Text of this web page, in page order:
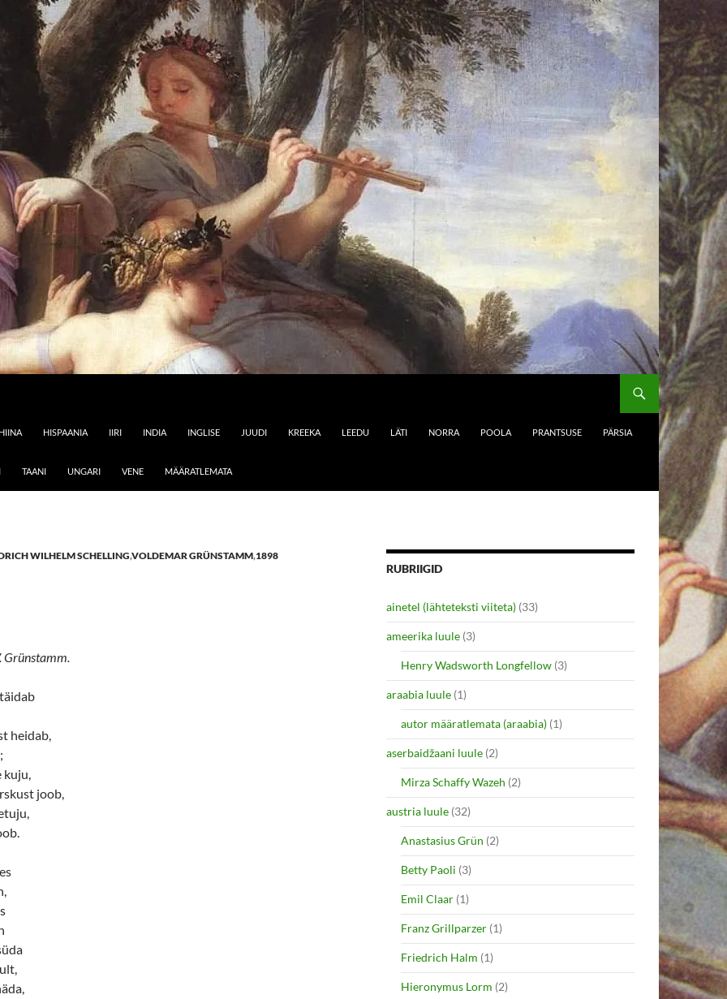
HIINA HISPAANIA IIRI INDIA INGLISE JUUDI KREEKA LEEDU LÄTI NORRA POOLA PRANTSUSE PÄRSIA
TAANI UNGARI VENE MÄÄRATLEMATA
WILHELM SCHELLING,VOLDEMAR GRÜNSTAMM,1898
Grünstamm.
heidab,
kuju,
joob,
RUBRIIGID
ainetel (lähteteksti viiteta) (33)
ameerika luule (3)
Henry Wadsworth Longfellow (3)
araabia luule (1)
autor määratlemata (araabia) (1)
aserbaidžaani luule (2)
Mirza Schaffy Wazeh (2)
austria luule (32)
Anastasius Grün (2)
Betty Paoli (3)
Emil Claar (1)
Franz Grillparzer (1)
Friedrich Halm (1)
Hieronymus Lorm (2)